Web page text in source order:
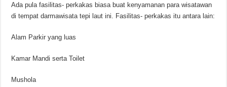
Ada pula fasilitas- perkakas biasa buat kenyamanan para wisatawan
di tempat darmawisata tepi laut ini. Fasilitas- perkakas itu antara lain:
Alam Parkir yang luas
Kamar Mandi serta Toilet
Mushola